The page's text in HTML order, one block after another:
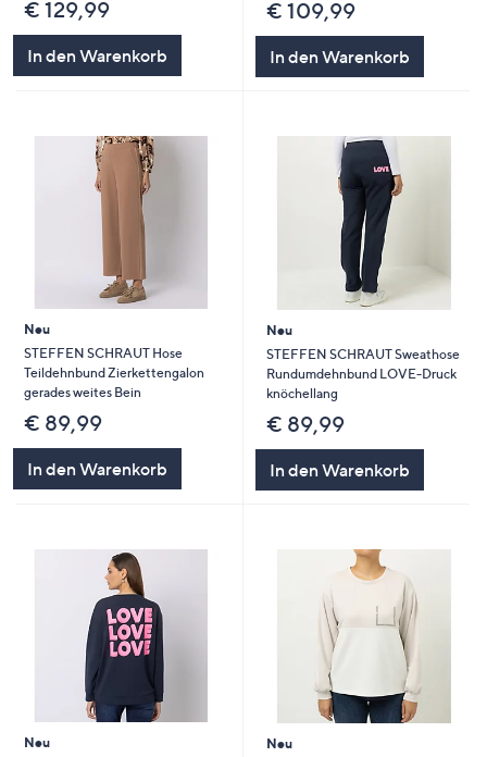
€ 129,99
In den Warenkorb
€ 109,99
In den Warenkorb
Neu
STEFFEN SCHRAUT Hose
Teildehnbund Zierkettengalon
gerades weites Bein
€ 89,99
In den Warenkorb
Neu
STEFFEN SCHRAUT Sweathose
Rundumdehnbund LOVE-Druck
knöchellang
€ 89,99
In den Warenkorb
Neu
Neu